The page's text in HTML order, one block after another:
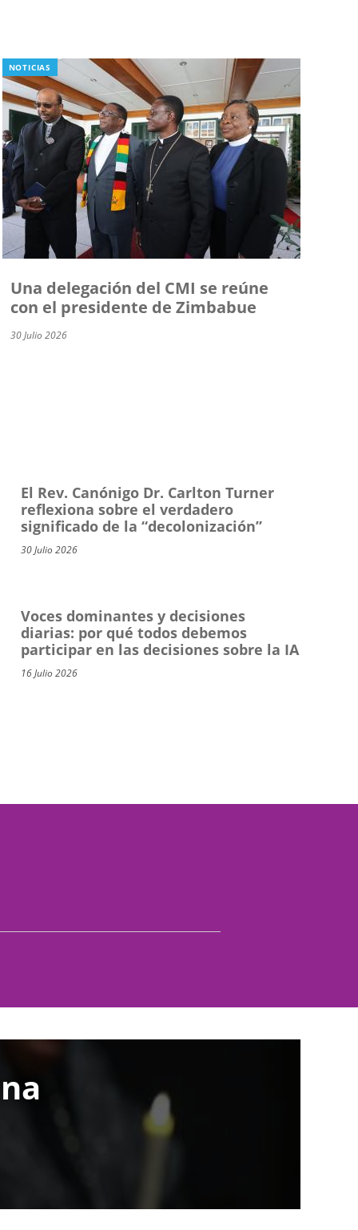
NOTICIAS
Una delegación del CMI se reúne
con el presidente de Zimbabue
30 Julio 2026
El Rev. Canónigo Dr. Carlton Turner
reflexiona sobre el verdadero
significado de la “decolonización”
30 Julio 2026
Voces dominantes y decisiones
diarias: por qué todos debemos
participar en las decisiones sobre la IA
16 Julio 2026